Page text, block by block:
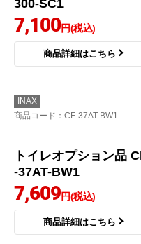
商品詳細はこちら
商品コード：TC300-SC1
トイレオプション品 TC
300-SC1
7,100 円(税込)
商品詳細はこちら
商品コード：CF-37AT-BW1